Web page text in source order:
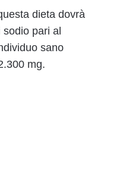
dieta dovrà
pari al
sano
mg.